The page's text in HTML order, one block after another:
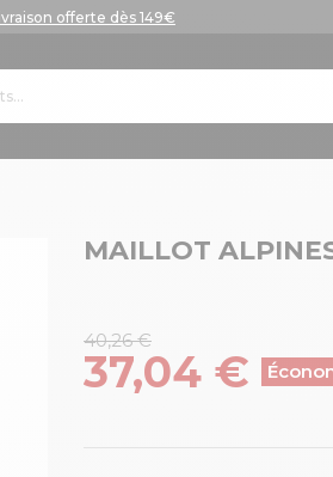
offerte dès 149€
MAILLOT
40,26 €
37,04 €